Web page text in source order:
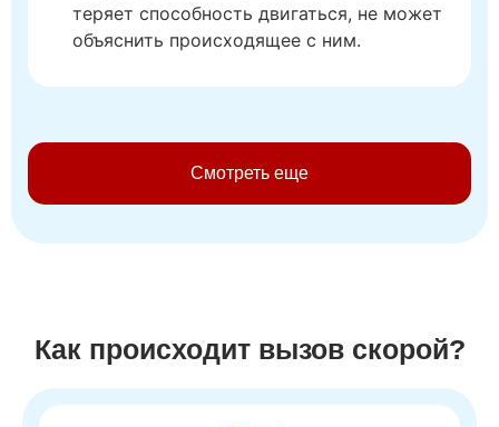
теряет способность двигаться, не может
объяснить происходящее с ним.
Смотреть еще
Как происходит вызов скорой?